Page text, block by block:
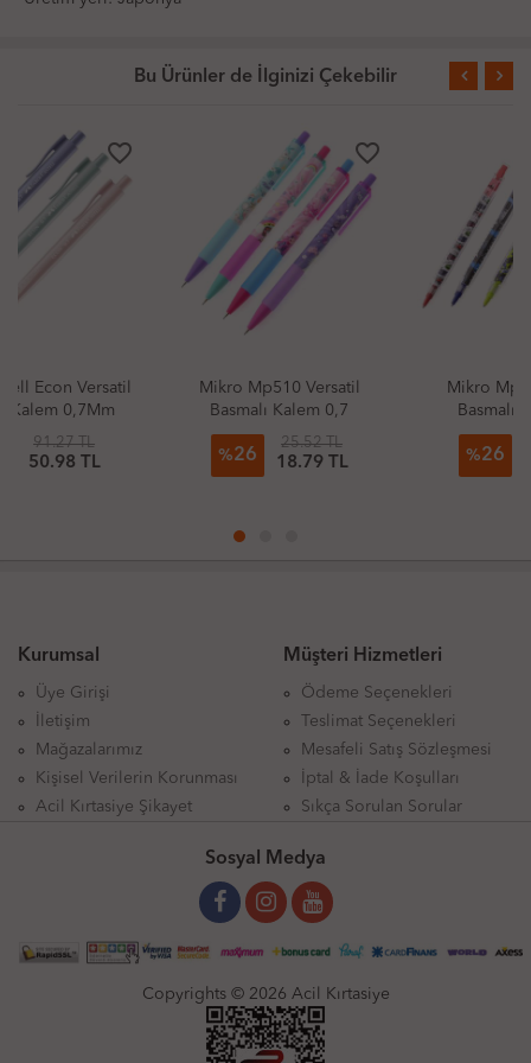
Bu Ürünler de İlginizi Çekebilir
Mikro Mp510 Versatil
Basmalı Kalem 0,7
%
Mikro Mp336 Versatil
Basmalı Kalem 0,7
%
Kurumsal
Üye Girişi
İletişim
Mağazalarımız
Kişisel Verilerin Korunması
Acil Kırtasiye Şikayet
Müşteri Hizmetleri
Ödeme Seçenekleri
Teslimat Seçenekleri
Mesafeli Satış Sözleşmesi
İptal & İade Koşulları
Sıkça Sorulan Sorular
Sosyal Medya
Copyrights © 2026 Acil Kırtasiye